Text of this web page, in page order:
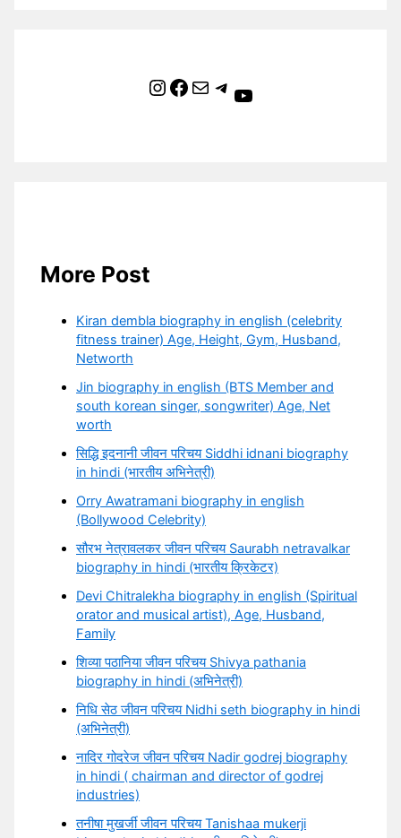
Instagram Facebook Mail Telegram YouTube
More Post
Kiran dembla biography in english (celebrity
fitness trainer) Age, Height, Gym, Husband,
Networth
Jin biography in english (BTS Member and
south korean singer, songwriter) Age, Net
worth
सिद्धि इदनानी जीवन परिचय Siddhi idnani biography
in hindi (भारतीय अभिनेत्री)
Orry Awatramani biography in english
(Bollywood Celebrity)
सौरभ नेत्रावलकर जीवन परिचय Saurabh netravalkar
biography in hindi (भारतीय क्रिकेटर)
Devi Chitralekha biography in english (Spiritual
orator and musical artist), Age, Husband,
Family
शिव्या पठानिया जीवन परिचय Shivya pathania
biography in hindi (अभिनेत्री)
निधि सेठ जीवन परिचय Nidhi seth biography in hindi
(अभिनेत्री)
नादिर गोदरेज जीवन परिचय Nadir godrej biography
in hindi ( chairman and director of godrej
industries)
तनीषा मुखर्जी जीवन परिचय Tanishaa mukerji